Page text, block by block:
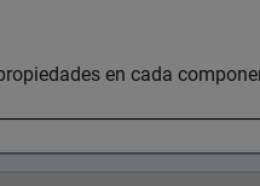
en cada